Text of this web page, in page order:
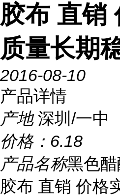
胶布 直销
质量长期
2016-08-10
产品详情
产地 深圳/一中
价格： 6.18
产品名称黑色
胶布 直销 价格